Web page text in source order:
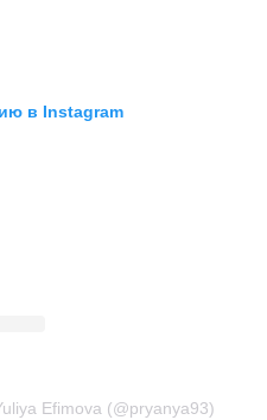
в Instagram
Efimova (@pryanya93)